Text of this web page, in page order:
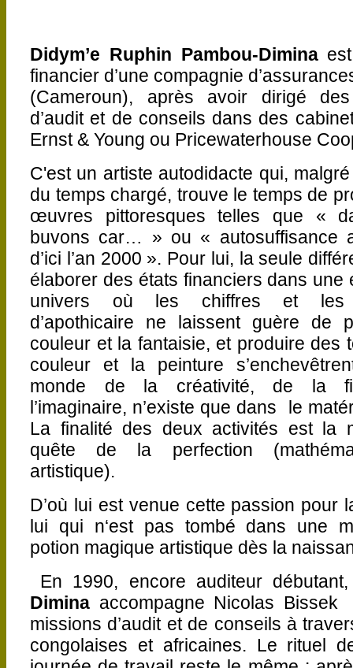
Didym’e Ruphin Pambou-Dimina est
financier d’une compagnie
(Cameroun), après avoir dirigé
d’audit et de conseils dans des
Ernst & Young ou Pricewaterhouse
C'est un artiste autodidacte qui,
du temps chargé, trouve le temps de
œuvres pittoresques telles que «
buvons car… » ou « autosuffisance
d’ici l’an 2000 ». Pour lui, la seule
élaborer des états financiers dans une
univers où les chiffres et les
d’apothicaire ne laissent guère de
couleur et la fantaisie, et produire des
couleur et la peinture
monde de la créativité, de la
l’imaginaire, n’existe que dans le
La finalité des deux activités est la
quête de la perfection
artistique).
D’où lui est venue cette passion pour
lui qui n‘est pas tombé dans une
potion magique artistique dès la
En 1990, encore auditeur
Dimina accompagne Nicolas
missions d’audit et de conseils à
congolaises et africaines. Le rituel